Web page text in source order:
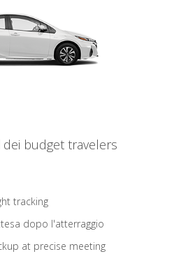
dei budget travelers
tracking
dopo l'atterraggio
at precise meeting